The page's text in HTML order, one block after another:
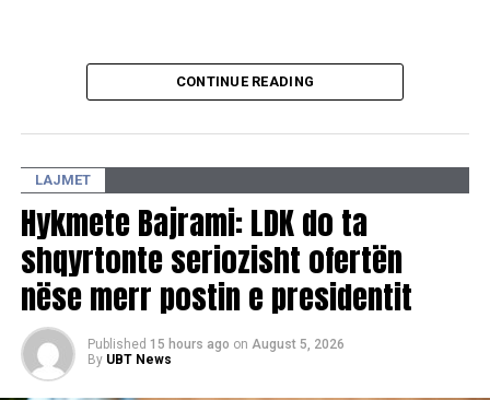
CONTINUE READING
LAJMET
Hykmete Bajrami: LDK do ta
shqyrtonte seriozisht ofertën
nëse merr postin e presidentit
Published 15 hours ago on August 5, 2026
By UBT News